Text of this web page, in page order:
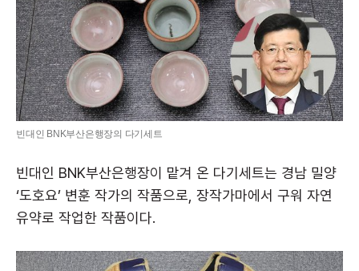
빈대인 BNK부산은행장의 다기세트
빈대인 BNK부산은행장이 맡겨 온 다기세트는 경남 밀양
‘도호요’ 변훈 작가의 작품으로, 장작가마에서 구워 자연
유약로 작업한 작품이다.